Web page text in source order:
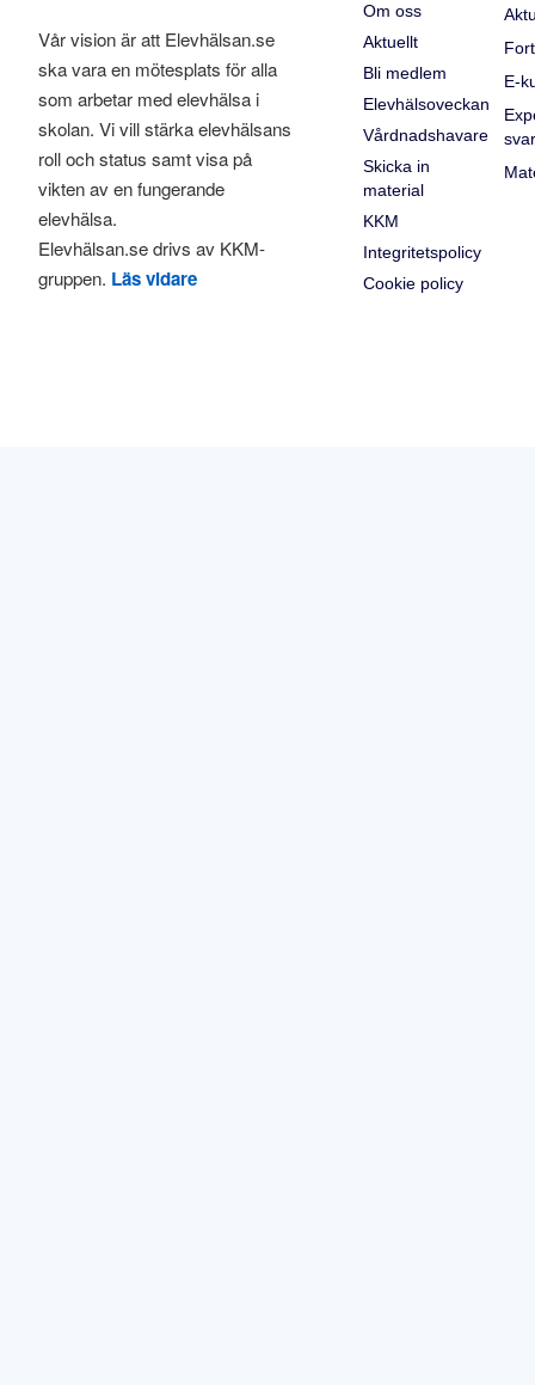
Vår vision är att Elevhälsan.se
ska vara en mötesplats för alla
som arbetar med elevhälsa i
skolan. Vi vill stärka elevhälsans
roll och status samt visa på
vikten av en fungerande
elevhälsa.
Elevhälsan.se drivs av KKM-
gruppen. Läs vidare
Om oss
Aktuellt
Bli medlem
Elevhälsoveckan
Vårdnadshavare
Skicka in
material
KKM
Integritetspolicy
Cookie policy
E-